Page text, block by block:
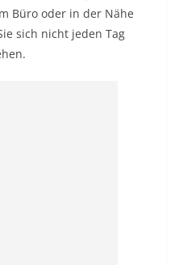
Büro oder in der Nähe
sich nicht jeden Tag